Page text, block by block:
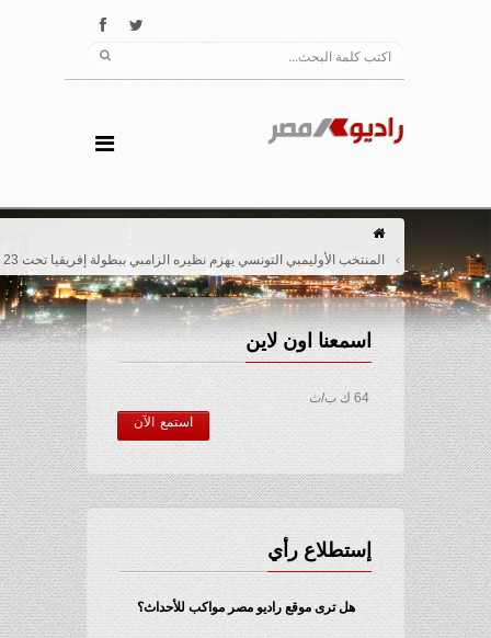
المنتخب الأوليمبي التونسي يهزم نظيره الزامبي ببطولة إفريقيا تحت 23 عاما
اسمعنا اون لاين
64 ك ب/ث
استمع الآن
إستطلاع رأي
هل ترى موقع راديو مصر مواكب للأحداث؟